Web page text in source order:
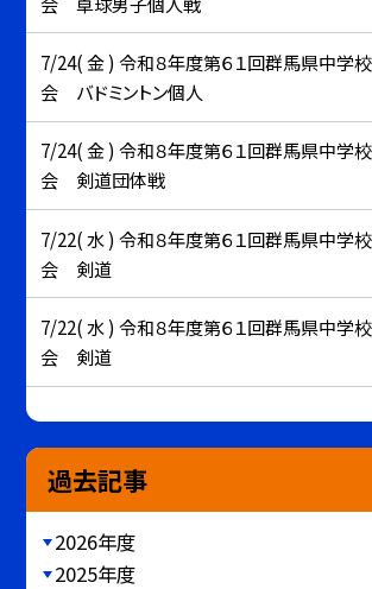
7/24( 金 ) 令和８年度第６１回群馬県中学
会 バドミントン個人
7/24( 金 ) 令和８年度第６１回群馬県中学
会 剣道団体戦
7/22( 水 ) 令和８年度第６１回群馬県中学
会 剣道
7/22( 水 ) 令和８年度第６１回群馬県中学
会 剣道
過去記事
2026年度
2025年度